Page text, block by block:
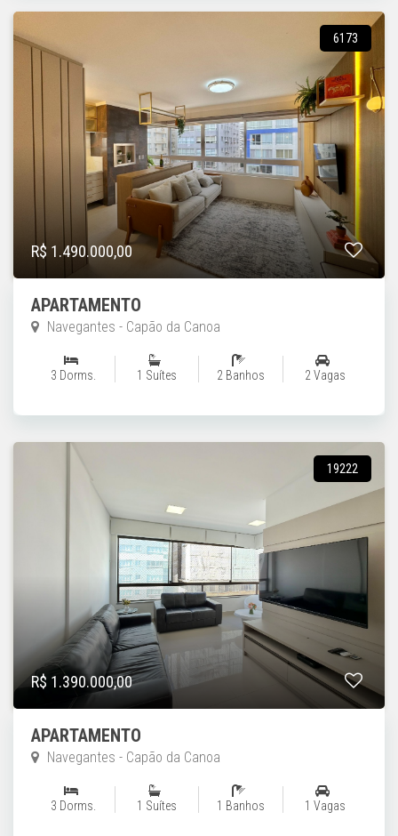
6173
R$ 1.490.000,00
APARTAMENTO
Navegantes - Capão da Canoa
3 Dorms. 1 Suítes 2 Banhos 2 Vagas
19222
R$ 1.390.000,00
APARTAMENTO
Navegantes - Capão da Canoa
3 Dorms. 1 Suítes 1 Banhos 1 Vagas